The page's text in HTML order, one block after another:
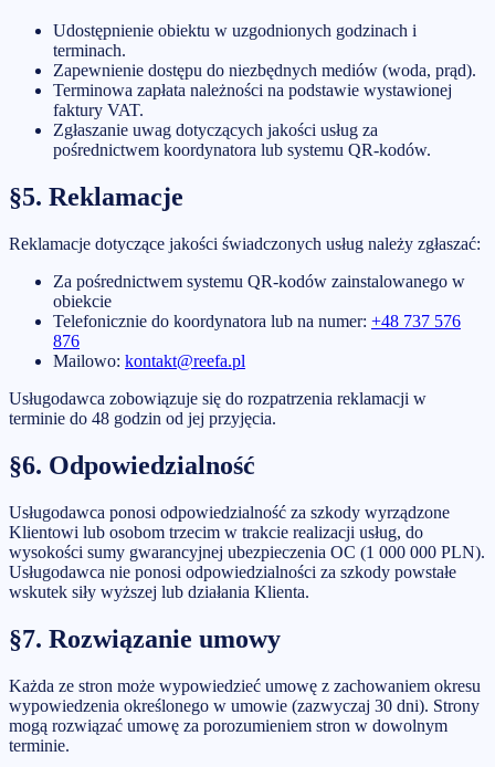
Udostępnienie obiektu w uzgodnionych godzinach i
terminach.
Zapewnienie dostępu do niezbędnych mediów (woda, prąd).
Terminowa zapłata należności na podstawie wystawionej
faktury VAT.
Zgłaszanie uwag dotyczących jakości usług za
pośrednictwem koordynatora lub systemu QR-kodów.
§5. Reklamacje
Reklamacje dotyczące jakości świadczonych usług należy zgłaszać:
Za pośrednictwem systemu QR-kodów zainstalowanego w
obiekcie
Telefonicznie do koordynatora lub na numer: +48 737 576
876
Mailowo: kontakt@reefa.pl
Usługodawca zobowiązuje się do rozpatrzenia reklamacji w
terminie do 48 godzin od jej przyjęcia.
§6. Odpowiedzialność
Usługodawca ponosi odpowiedzialność za szkody wyrządzone
Klientowi lub osobom trzecim w trakcie realizacji usług, do
wysokości sumy gwarancyjnej ubezpieczenia OC (1 000 000 PLN).
Usługodawca nie ponosi odpowiedzialności za szkody powstałe
wskutek siły wyższej lub działania Klienta.
§7. Rozwiązanie umowy
Każda ze stron może wypowiedzieć umowę z zachowaniem okresu
wypowiedzenia określonego w umowie (zazwyczaj 30 dni). Strony
mogą rozwiązać umowę za porozumieniem stron w dowolnym
terminie.